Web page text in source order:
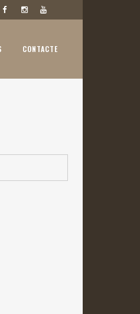
CONTACTE